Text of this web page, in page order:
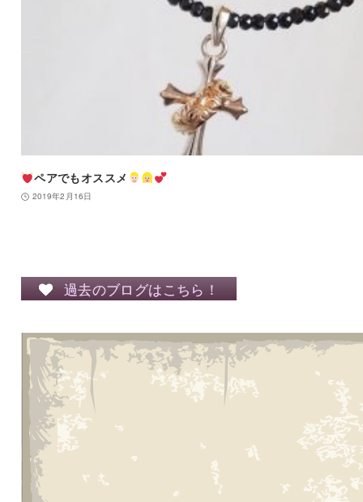
ペアでもオススメ
2019年2月16日
過去のブログはこちら！